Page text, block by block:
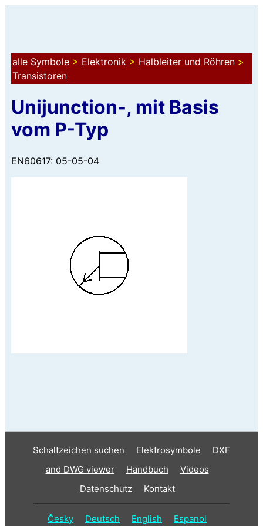
alle Symbole > Elektronik > Halbleiter und Röhren >
Transistoren
Unijunction-, mit Basis
vom P-Typ
EN60617: 05-05-04
Schaltzeichen suchen Elektrosymbole
DXF
and DWG viewer
Handbuch
Videos
Datenschutz
Kontakt
Česky Deutsch English Espanol